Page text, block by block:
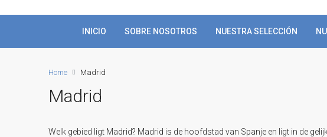
INICIO SOBRE NOSOTROS NUESTRA SELECCIÓN
Home Madrid
Madrid
Welk gebied ligt Madrid? Madrid is de hoofdstad van Spanje en ligt in de